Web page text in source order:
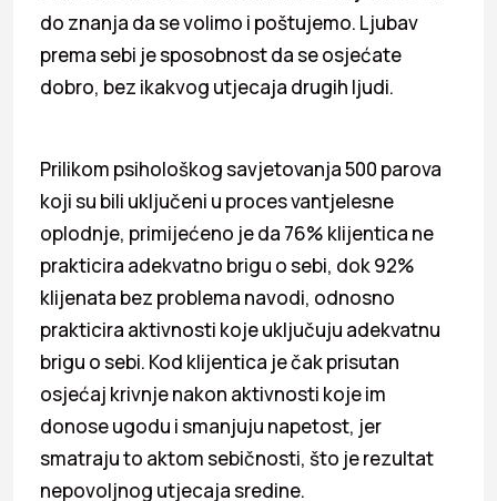
do znanja da se volimo i poštujemo. Ljubav
prema sebi je sposobnost da se osjećate
dobro, bez ikakvog utjecaja drugih ljudi.
Prilikom psihološkog savjetovanja 500 parova
koji su bili uključeni u proces vantjelesne
oplodnje, primijećeno je da 76% klijentica ne
prakticira adekvatno brigu o sebi, dok 92%
klijenata bez problema navodi, odnosno
prakticira aktivnosti koje uključuju adekvatnu
brigu o sebi. Kod klijentica je čak prisutan
osjećaj krivnje nakon aktivnosti koje im
donose ugodu i smanjuju napetost, jer
smatraju to aktom sebičnosti, što je rezultat
nepovoljnog utjecaja sredine.